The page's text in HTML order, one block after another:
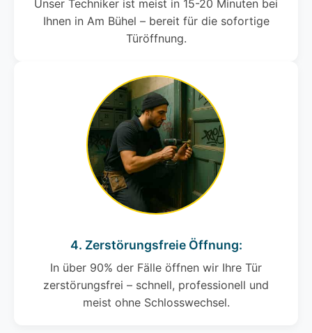
Unser Techniker ist meist in 15-20 Minuten bei
Ihnen in Am Bühel – bereit für die sofortige
Türöffnung.
4. Zerstörungsfreie Öffnung:
In über 90% der Fälle öffnen wir Ihre Tür
zerstörungsfrei – schnell, professionell und
meist ohne Schlosswechsel.